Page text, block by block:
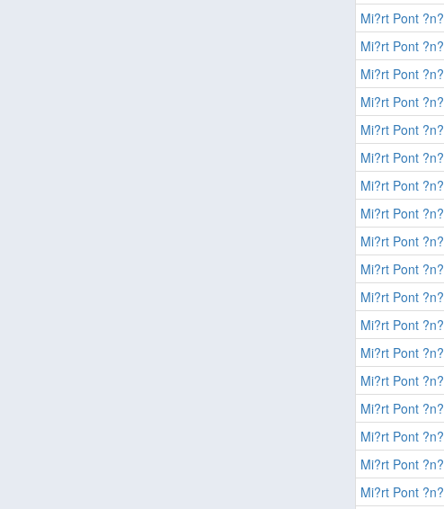
Mi?rt Pont ?n?
Mi?rt Pont ?n?
Mi?rt Pont ?n?
Mi?rt Pont ?n?
Mi?rt Pont ?n?
Mi?rt Pont ?n?
Mi?rt Pont ?n?
Mi?rt Pont ?n?
Mi?rt Pont ?n?
Mi?rt Pont ?n?
Mi?rt Pont ?n?
Mi?rt Pont ?n?
Mi?rt Pont ?n?
Mi?rt Pont ?n?
Mi?rt Pont ?n?
Mi?rt Pont ?n?
Mi?rt Pont ?n?
Mi?rt Pont ?n?